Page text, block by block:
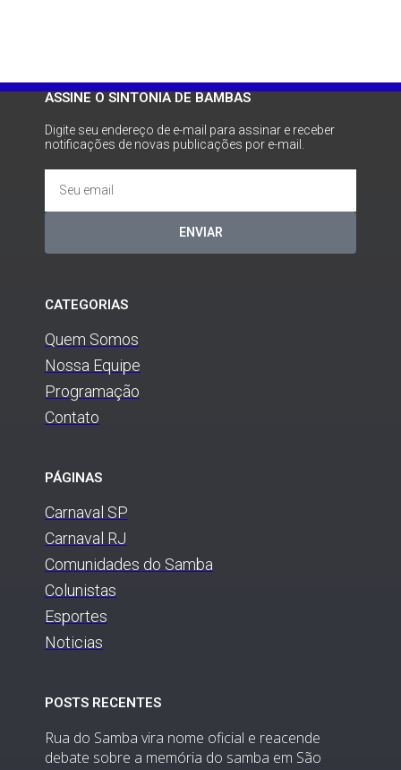
ASSINE O SINTONIA DE BAMBAS
Digite seu endereço de e-mail para assinar e receber
notificações de novas publicações por e-mail.
ENVIAR
CATEGORIAS
Quem Somos
Nossa Equipe
Programação
Contato
PÁGINAS
Carnaval SP
Carnaval RJ
Comunidades do Samba
Colunistas
Esportes
Noticias
POSTS RECENTES
Rua do Samba vira nome oficial e reacende
debate sobre a memória do samba em São